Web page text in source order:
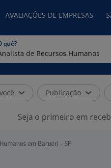
AVALIAÇÕES DE EMPRESAS
quê?
Publicação
Seja o primeiro em
em Barueri - SP